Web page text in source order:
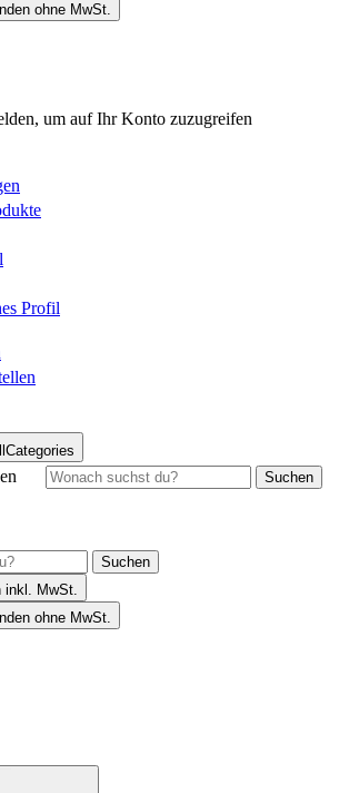
ohne MwSt.
um auf Ihr Konto zuzugreifen
Profil
Suchen
Suchen
inkl. MwSt.
ohne MwSt.